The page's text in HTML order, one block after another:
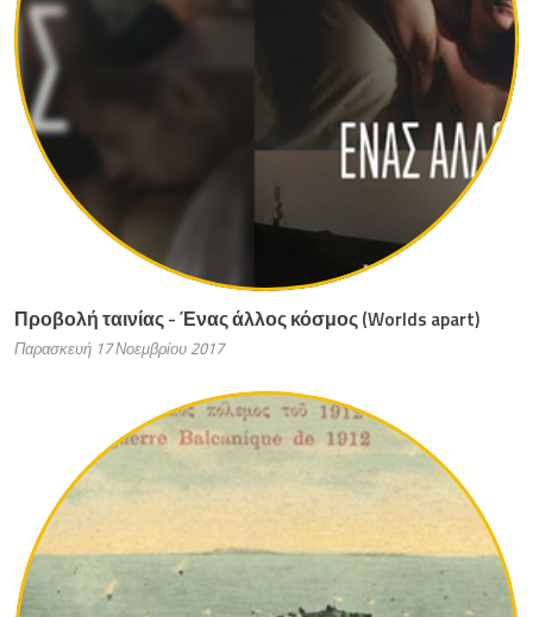
Προβολή ταινίας - Ένας άλλος κόσμος (Worlds apart)
Παρασκευή 17 Νοεμβρίου 2017